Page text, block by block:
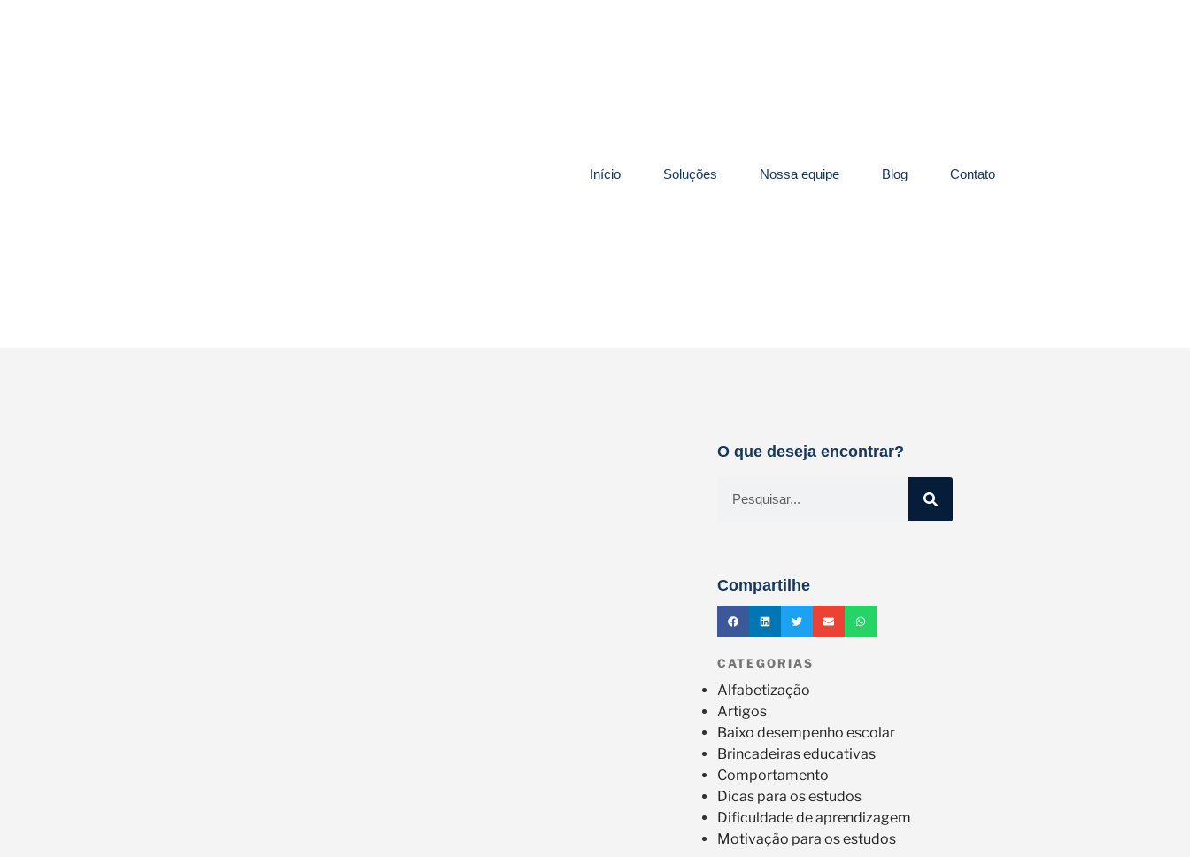
Início Soluções Nossa equipe Blog Contato
O que deseja encontrar?
Compartilhe
CATEGORIAS
Alfabetização
Artigos
Baixo desempenho escolar
Brincadeiras educativas
Comportamento
Dicas para os estudos
Dificuldade de aprendizagem
Motivação para os estudos